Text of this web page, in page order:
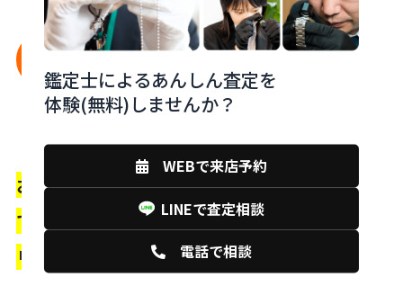
下の文章をクリックしてね！
お手持ちのバックで探してみよう！確認し
てみよう！ルイ・ヴィトンの製造番号（シ
リアルナンバー）
鑑定士によるあんしん査定を
体験(無料)しませんか？
WEBで来店予約
LINEで査定相談
電話で相談